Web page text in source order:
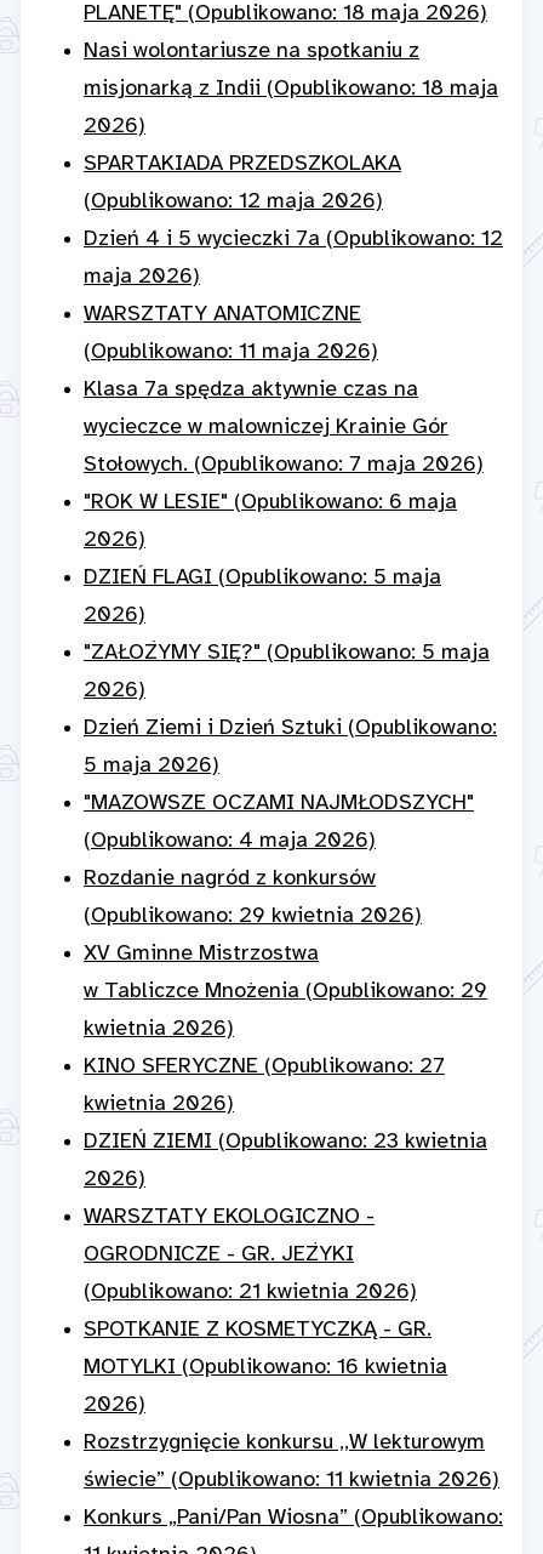
PLANETĘ" (Opublikowano: 18 maja 2026)
Nasi wolontariusze na spotkaniu z
misjonarką z Indii (Opublikowano: 18 maja
2026)
SPARTAKIADA PRZEDSZKOLAKA
(Opublikowano: 12 maja 2026)
Dzień 4 i 5 wycieczki 7a (Opublikowano: 12
maja 2026)
WARSZTATY ANATOMICZNE
(Opublikowano: 11 maja 2026)
Klasa 7a spędza aktywnie czas na
wycieczce w malowniczej Krainie Gór
Stołowych. (Opublikowano: 7 maja 2026)
"ROK W LESIE" (Opublikowano: 6 maja
2026)
DZIEŃ FLAGI (Opublikowano: 5 maja
2026)
"ZAŁOŻYMY SIĘ?" (Opublikowano: 5 maja
2026)
Dzień Ziemi i Dzień Sztuki (Opublikowano:
5 maja 2026)
"MAZOWSZE OCZAMI NAJMŁODSZYCH"
(Opublikowano: 4 maja 2026)
Rozdanie nagród z konkursów
(Opublikowano: 29 kwietnia 2026)
XV Gminne Mistrzostwa
w Tabliczce Mnożenia (Opublikowano: 29
kwietnia 2026)
KINO SFERYCZNE (Opublikowano: 27
kwietnia 2026)
DZIEŃ ZIEMI (Opublikowano: 23 kwietnia
2026)
WARSZTATY EKOLOGICZNO -
OGRODNICZE - GR. JEŻYKI
(Opublikowano: 21 kwietnia 2026)
SPOTKANIE Z KOSMETYCZKĄ - GR.
MOTYLKI (Opublikowano: 16 kwietnia
2026)
Rozstrzygnięcie konkursu ,,W lekturowym
świecie” (Opublikowano: 11 kwietnia 2026)
Konkurs „Pani/Pan Wiosna” (Opublikowano: